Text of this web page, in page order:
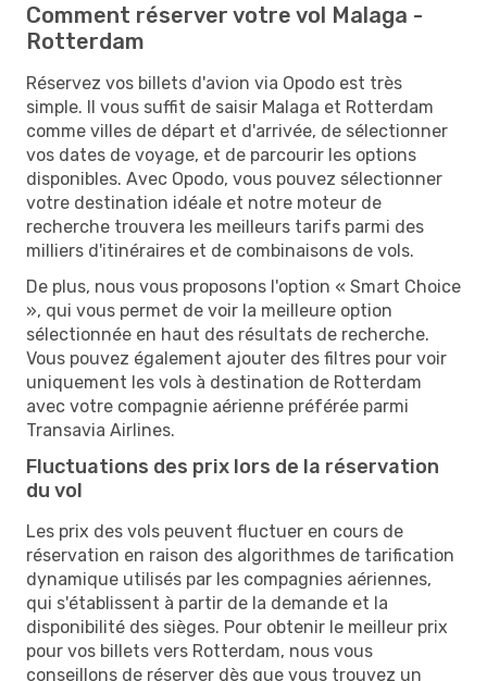
Comment réserver votre vol Malaga -
Rotterdam
Réservez vos billets d'avion via Opodo est très
simple. Il vous suffit de saisir Malaga et Rotterdam
comme villes de départ et d'arrivée, de sélectionner
vos dates de voyage, et de parcourir les options
disponibles. Avec Opodo, vous pouvez sélectionner
votre destination idéale et notre moteur de
recherche trouvera les meilleurs tarifs parmi des
milliers d'itinéraires et de combinaisons de vols.
De plus, nous vous proposons l'option « Smart Choice
», qui vous permet de voir la meilleure option
sélectionnée en haut des résultats de recherche.
Vous pouvez également ajouter des filtres pour voir
uniquement les vols à destination de Rotterdam
avec votre compagnie aérienne préférée parmi
Transavia Airlines.
Fluctuations des prix lors de la réservation
du vol
Les prix des vols peuvent fluctuer en cours de
réservation en raison des algorithmes de tarification
dynamique utilisés par les compagnies aériennes,
qui s'établissent à partir de la demande et la
disponibilité des sièges. Pour obtenir le meilleur prix
pour vos billets vers Rotterdam, nous vous
conseillons de réserver dès que vous trouvez un